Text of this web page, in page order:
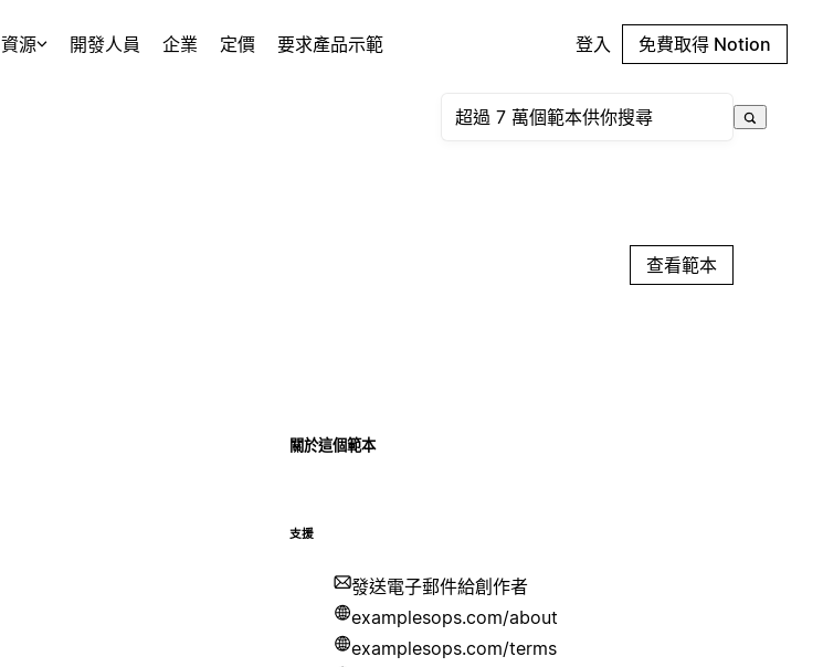
資源 開發人員 企業 定價 要求產品示範 登入 免費取得 Notion
查看範本
關於這個範本
支援
發送電子郵件給創作者
examplesops.com/about
examplesops.com/terms